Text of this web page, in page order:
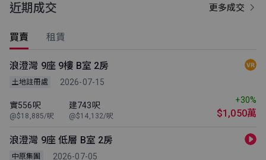
近期成交 更多成交
買賣 租賃
浪澄灣 9座 9樓 B室 2房
土地註冊處 2026-07-15
實556呎
@$18,885/呎
建743呎
@$14,132/呎
+30%
$1,050萬
浪澄灣 9座 低層 B室 2房
中原集團
2026-07-05